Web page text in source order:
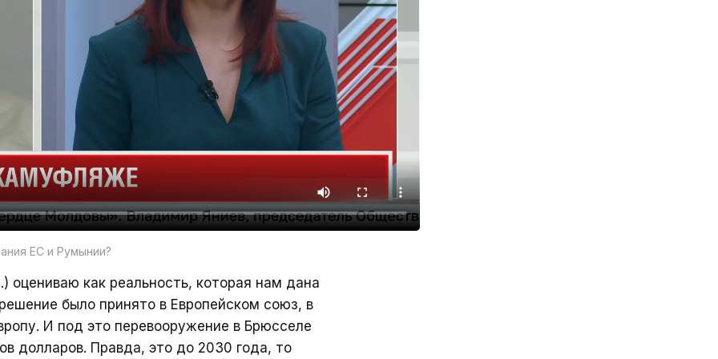
ЕС и Румынии?
оцениваю как реальность, которая нам дана
было принято в Европейском союз, в
И под это перевооружение в Брюсселе
долларов. Правда, это до 2030 года, то